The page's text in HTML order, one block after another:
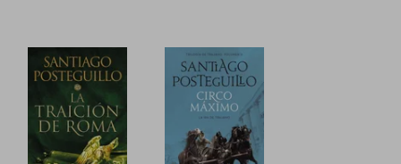
dcto. 12,30 € dcto. 12,30 €